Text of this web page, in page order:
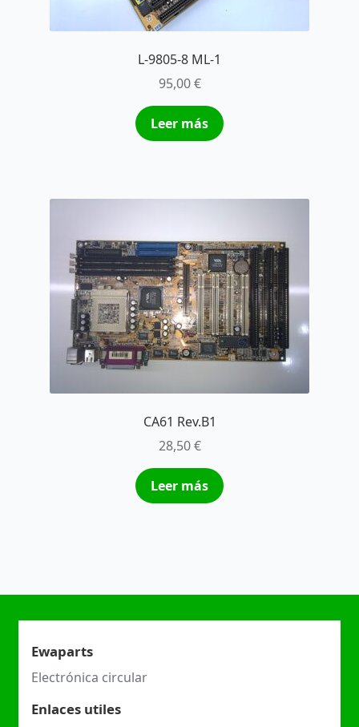
L-9805-8 ML-1
95,00€
Leer más
CA61 Rev.B1
28,50€
Leer más
Ewaparts
Electrónica circular
Enlaces utiles